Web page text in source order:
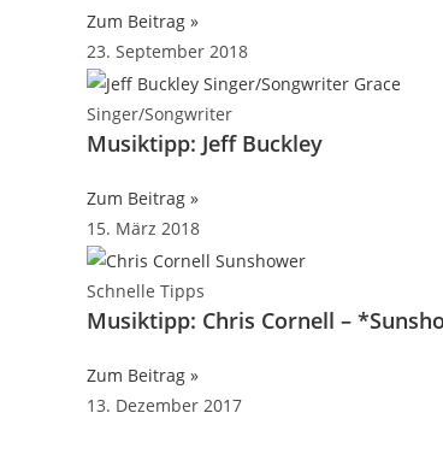
Zum Beitrag »
23. September 2018
Singer/Songwriter
Musiktipp: Jeff Buckley
Zum Beitrag »
15. März 2018
Schnelle Tipps
Musiktipp: Chris Cornell –
Zum Beitrag »
13. Dezember 2017